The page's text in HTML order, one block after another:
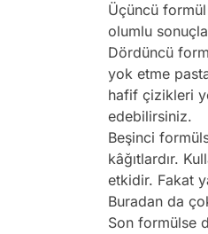
Üçüncü
olumlu
Dördüncü
yok etme
hafif çizikleri
edebilirsiniz.
Beşinci
kâğıtlardır.
etkidir. Fakat
Buradan da
Son formülse